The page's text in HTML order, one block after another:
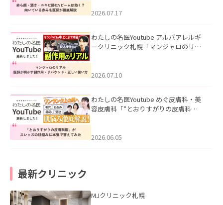
した。
2026.07.17
わたしの名医Youtube アルバアレルギ
ークリニック札幌「マンジャロのリア
た。
2026.07.10
わたしの名医Youtube めぐ皮膚科・美
容皮膚科「”とおりすがりの皮膚科
2026.06.05
最新クリニック
MJクリニック札幌